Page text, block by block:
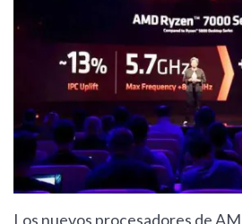
Los nuevos procesadores de